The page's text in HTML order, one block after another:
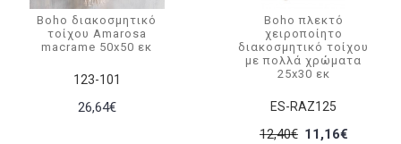
123-101
Boho διακοσμητικό
τοίχου Amarosa
macrame 50x50 εκ
26,64€ ES-RAZ125
Boho πλεκτό
χειροποίητο
διακοσμητικό τοίχου
με πολλά χρώματα
25x30 εκ
12,40€ 11,16€